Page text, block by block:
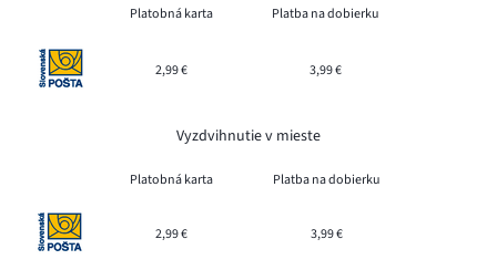
Platobná karta Platba na dobierku
2,99 € 3,99 €
Vyzdvihnutie v mieste
Platobná karta Platba na dobierku
2,99 € 3,99 €